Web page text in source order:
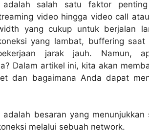
salah satu faktor penting
video hingga video call
yang cukup untuk berjalan
yang lambat, buffering
jarak jauh. Namun,
Dalam artikel ini, kita akan
dan bagaimana Anda dapat
besaran yang
melalui sebuah network.